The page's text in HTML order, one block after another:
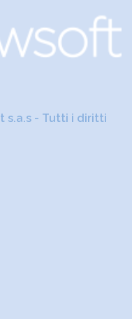
s.a.s - Tutti i diritti